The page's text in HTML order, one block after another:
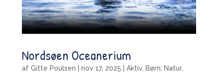
Nordsøen Oceanerium
af Gitte Poulsen nov 17, 2025 Aktiv, Børn, Natur,